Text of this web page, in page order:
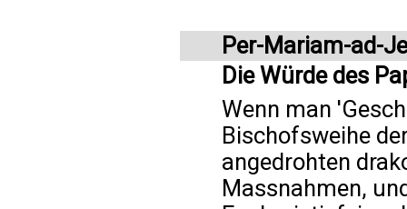
Per-Mariam-ad-
Die Würde des
Wenn man
Bischofsweihe
angedrohten
Massnahmen,